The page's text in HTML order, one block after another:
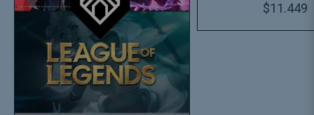
$11.449